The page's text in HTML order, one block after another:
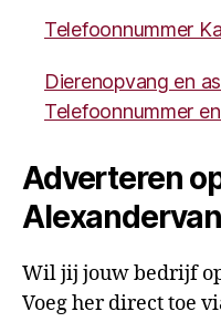
Telefoonnummer
Dierenopvang en
Telefoonnummer
Adverteren
Wil jij jouw bedrijf
Voeg her direct toe